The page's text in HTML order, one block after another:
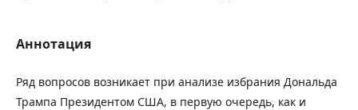
Аннотация
Ряд вопросов возникает при анализе избрания Дональда
Трампа Президентом США, в первую очередь, как и